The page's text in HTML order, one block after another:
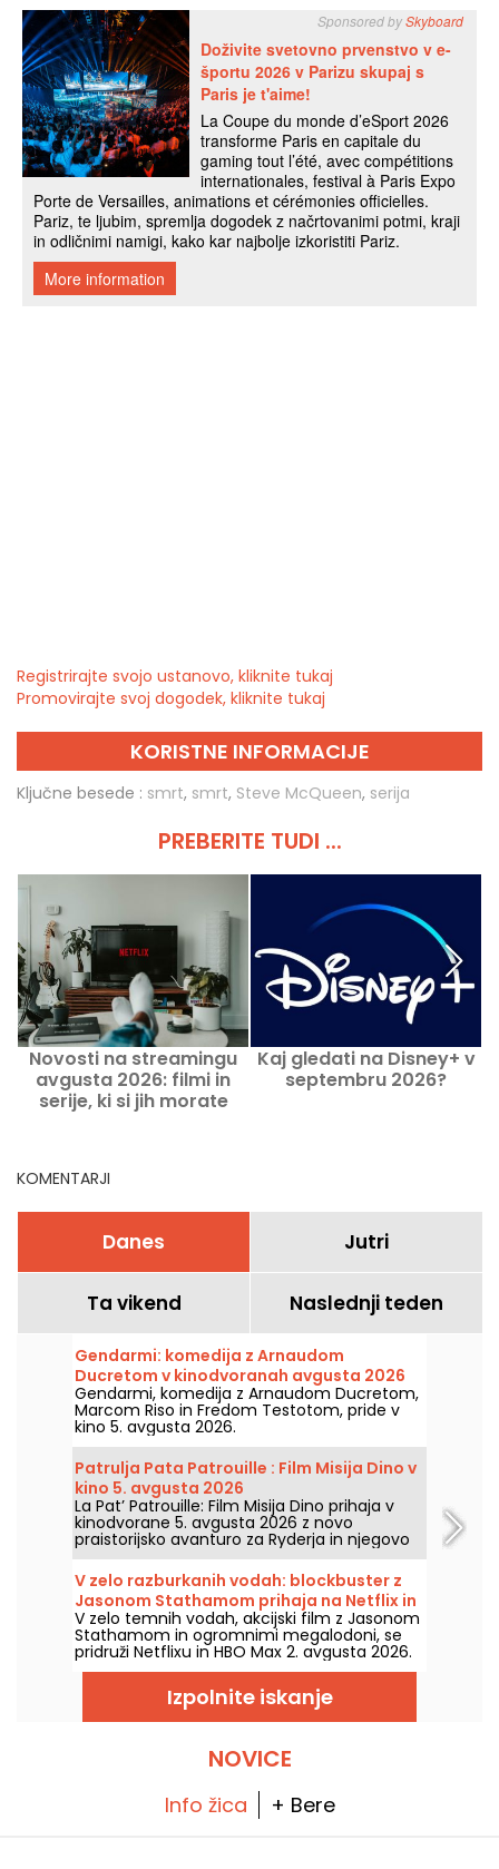
Registrirajte svojo ustanovo, kliknite tukaj
Promovirajte svoj dogodek, kliknite tukaj
KORISTNE INFORMACIJE
Ključne besede : smrt, smrt, Steve McQueen, serija
PREBERITE TUDI ...
Novosti na streamingu
avgusta 2026: filmi in
serije, ki si jih morate
Kaj gledati na Disney+ v
septembru 2026?
KOMENTARJI
Danes Jutri
Ta vikend Naslednji teden
Gendarmi: komedija z Arnaudom
Ducretom v kinodvoranah avgusta 2026
Gendarmi, komedija z Arnaudom Ducretom,
Marcom Riso in Fredom Testotom, pride v
kino 5. avgusta 2026.
Patrulja Pata Patrouille : Film Misija Dino v
kino 5. avgusta 2026
La Pat’ Patrouille: Film Misija Dino prihaja v
kinodvorane 5. avgusta 2026 z novo
praistorijsko avanturo za Ryderja in njegovo
ekipo.
V zelo razburkanih vodah: blockbuster z
Jasonom Stathamom prihaja na Netflix in
HBO Max
V zelo temnih vodah, akcijski film z Jasonom
Stathamom in ogromnimi megalodoni, se
pridruži Netflixu in HBO Max 2. avgusta 2026.
Izpolnite iskanje
NOVICE
Info žica + Bere